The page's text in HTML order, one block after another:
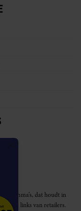
dat houdt in
links van retailers.